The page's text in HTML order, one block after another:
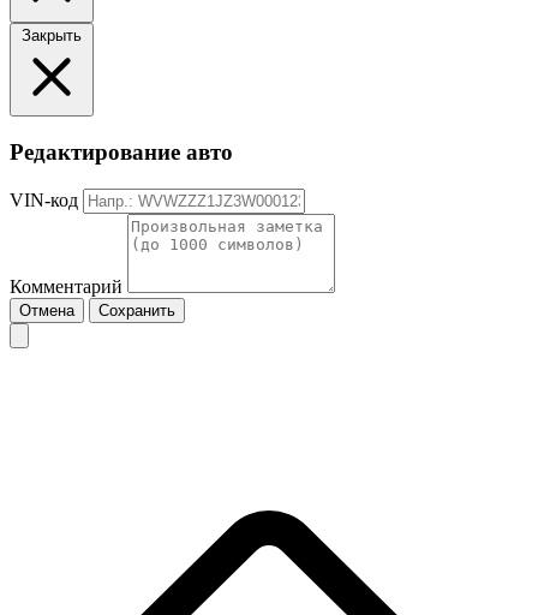
Закрыть
Редактирование авто
VIN-код
Комментарий
Отмена Сохранить